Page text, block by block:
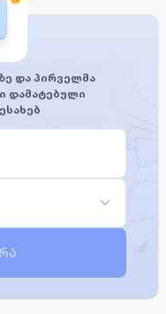
და პირველმა
დამატებული